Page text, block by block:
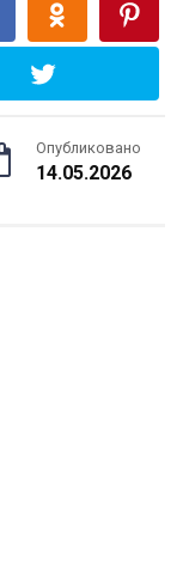
Опубликовано
14.05.2026